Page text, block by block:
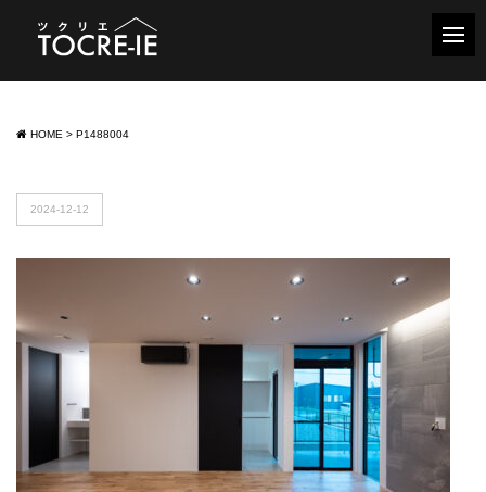
HOME > P1488004
2024-12-12